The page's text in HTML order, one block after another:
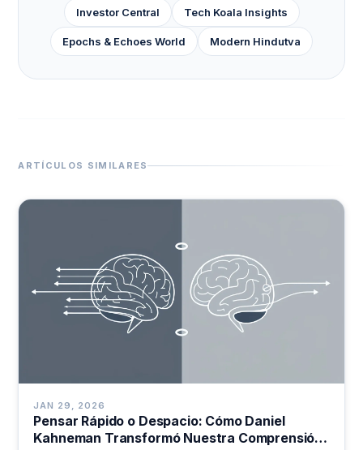
Investor Central Tech Koala Insights
Epochs & Echoes World Modern Hindutva
ARTÍCULOS SIMILARES
JAN 29, 2026
Pensar Rápido o Despacio: Cómo Daniel
Kahneman Transformó Nuestra Comprensión